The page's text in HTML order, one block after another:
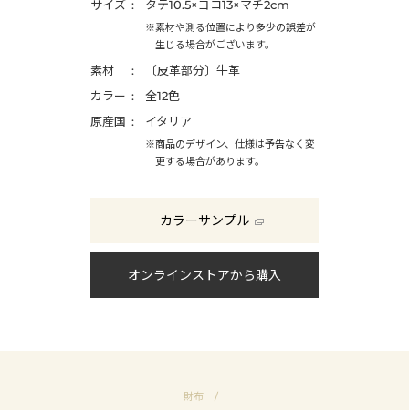
サイズ タテ10.5×ヨコ13×マチ2cm
※素材や測る位置により多少の誤差が
生じる場合がございます。
素材
〔皮革部分〕牛革
カラー
全12色
原産国
イタリア
※商品のデザイン、仕様は予告なく変
更する場合があります。
カラーサンプル
オンラインストアから購入
財布